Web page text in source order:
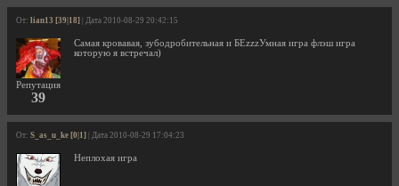
От: lian13 [39|18] | Дата 2010-08-29 20:42:15
Репутация
39
Самая кровавая, зубодробительная и БЕzzzУмная игра флэш игра
которую я встречал)
От: S_as_u_ke [0|1] | Дата 2010-08-29 17:04:23
Неплохая игра